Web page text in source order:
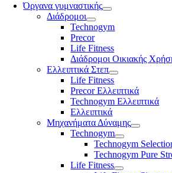
Όργανα γυμναστικής
Διάδρομοι
Technogym
Precor
Life Fitness
Διάδρομοι Οικιακής
Ελλειπτικά Στεπ
Life Fitness
Precor Ελλειπτικά
Technogym Ελλειπτικά
Ελλειπτικά
Μηχανήματα Δύναμης
Technogym
Technogym
Technogym Pure
Life Fitness